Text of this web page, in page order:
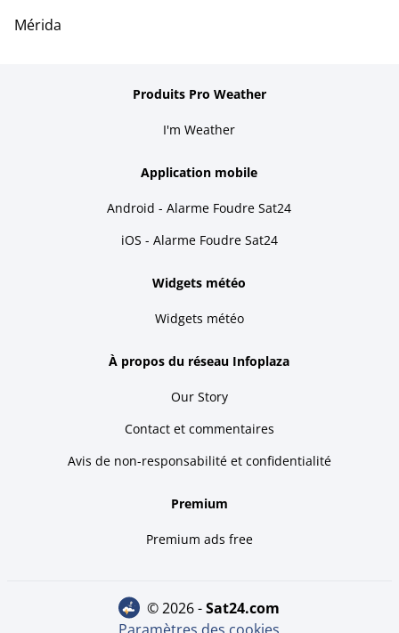
Mérida
Produits Pro Weather
I'm Weather
Application mobile
Android - Alarme Foudre Sat24
iOS - Alarme Foudre Sat24
Widgets météo
Widgets météo
À propos du réseau Infoplaza
Our Story
Contact et commentaires
Avis de non-responsabilité et confidentialité
Premium
Premium ads free
© 2026 - sat24.com